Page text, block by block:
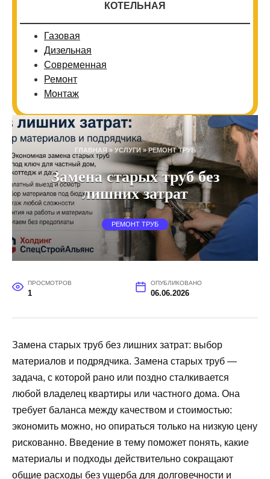
КОТЕЛЬНАЯ
Газовая
Дизельная
Современная
Ремонт
Монтаж
ГЛАВНАЯ » УСЛУГИ»РЕМОНТ ТРУБ
Замена старых труб без
лишних затрат
РЕМОНТ ТРУБ
ПРОСМОТРОВ
1
ОПУБЛИКОВАНО
06.06.2026
Замена старых труб без лишних затрат: выбор
материалов и подрядчика. Замена старых труб —
задача, с которой рано или поздно сталкивается
любой владелец квартиры или частного дома. Она
требует баланса между качеством и стоимостью:
экономить можно, но опираться только на низкую цену
рискованно. Введение в тему поможет понять, какие
материалы и подходы действительно сокращают
общие расходы без ущерба для долговечности и